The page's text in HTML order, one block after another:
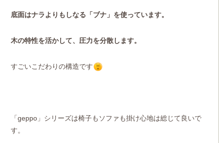
底面はナラよりもしなる「ブナ」を使っています。
木の特性を活かして、圧力を分散します。
すごいこだわりの構造です
「geppo」シリーズは椅子もソファも掛け心地は総じて良いで
す。